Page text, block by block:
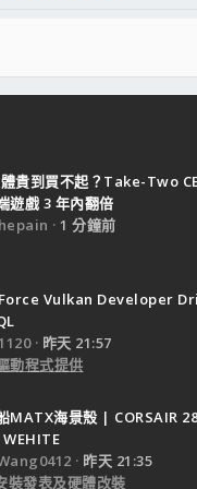
貴到買不起？Take-Two
遊戲 3 年內翻倍
1 分鐘前
Vulkan Developer
昨天 21:57
動程式提供
MATX海景殼 | CORSAIR
WEHITE
昨天 21:35
裝發表及硬體改裝